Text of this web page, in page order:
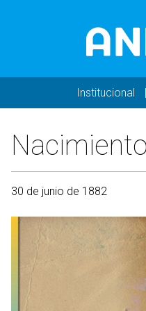
Institucional
30 de junio de 1882